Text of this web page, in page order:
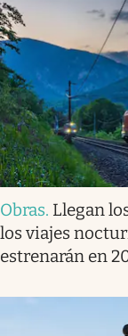
Obras. Llegan
los viajes
estrenarán en